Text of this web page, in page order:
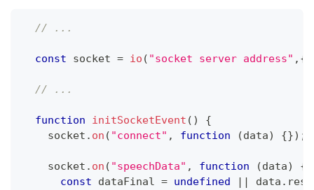
// ...
const socket = io ( "socket server address" , {
// ...
function initSocketEvent ( )
{
    socket
. on ( "connect" , function (data) {}) ;
    socket
. on ( "speechData" , function (data)
{
const dataFinal = undefined || data .